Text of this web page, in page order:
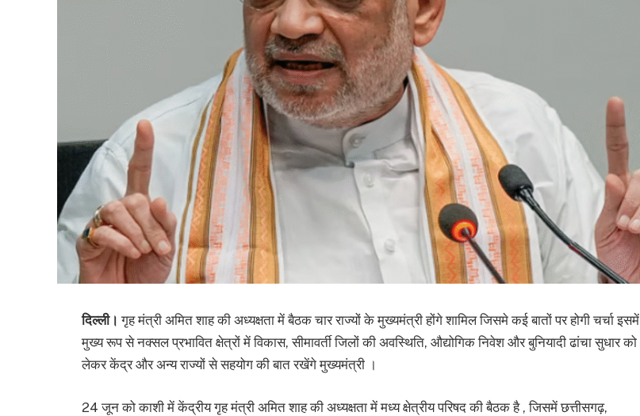
दिल्ली। गृह मंत्री अमित शाह की अध्यक्षता में बैठक चार राज्यों के मुख्यमंत्री होंगे शामिल जिसमे कई बातों पर होगी चर्चा इसमें
मुख्य रूप से नक्सल प्रभावित क्षेत्रों में विकास, सीमावर्ती जिलों की अवस्थिति, औद्योगिक निवेश और बुनियादी ढांचा सुधार को
लेकर केंद्र और अन्य राज्यों से सहयोग की बात रखेंगे मुख्यमंत्री ।
24 जून को काशी में केंद्रीय गृह मंत्री अमित शाह की अध्यक्षता में मध्य क्षेत्रीय परिषद की बैठक है , जिसमें छत्तीसगढ़,